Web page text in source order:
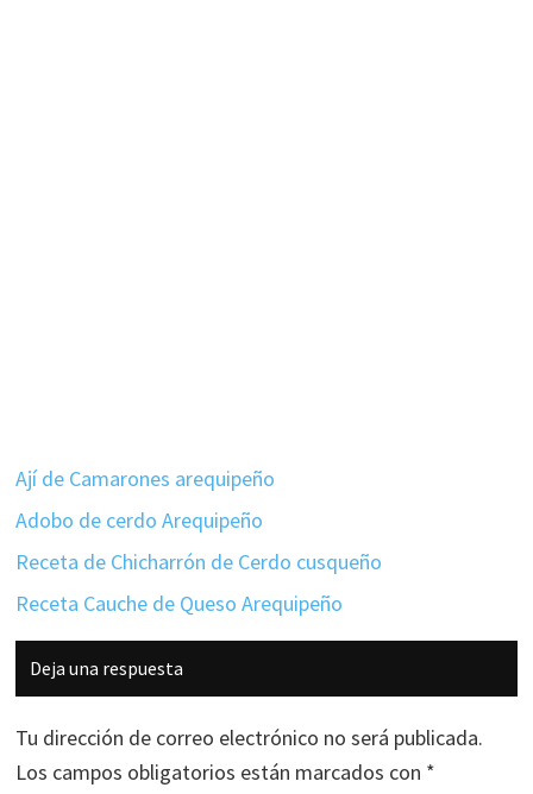
Ají de Camarones arequipeño
Adobo de cerdo Arequipeño
Receta de Chicharrón de Cerdo cusqueño
Receta Cauche de Queso Arequipeño
Interacciones
con
los
lectores
Deja una respuesta
Tu dirección de correo electrónico no será publicada.
Los campos obligatorios están marcados con *